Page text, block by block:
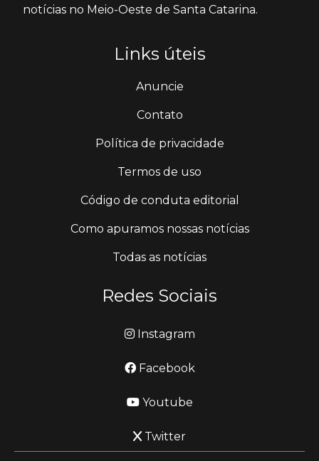
notícias no Meio-Oeste de Santa Catarina.
Links úteis
Anuncie
Contato
Política de privacidade
Termos de uso
Código de conduta editorial
Como apuramos nossas notícias
Todas as notícias
Redes Sociais
Instagram
Facebook
Youtube
Twitter